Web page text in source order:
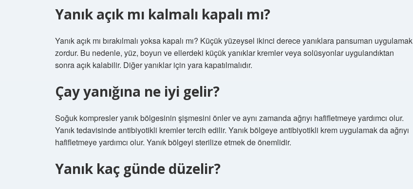
Yanık açık mı kalmalı kapalı mı?
Yanık açık mı bırakılmalı yoksa kapalı mı? Küçük yüzeysel ikinci derece yanıklara pansuman uygulamak
zordur. Bu nedenle, yüz, boyun ve ellerdeki küçük yanıklar kremler veya solüsyonlar uygulandıktan
sonra açık kalabilir. Diğer yanıklar için yara kapatılmalıdır.
Çay yanığına ne iyi gelir?
Soğuk kompresler yanık bölgesinin şişmesini önler ve aynı zamanda ağrıyı hafifletmeye yardımcı olur.
Yanık tedavisinde antibiyotikli kremler tercih edilir. Yanık bölgeye antibiyotikli krem ​​uygulamak da ağrıyı
hafifletmeye yardımcı olur. Yanık bölgeyi sterilize etmek de önemlidir.
Yanık kaç günde düzelir?